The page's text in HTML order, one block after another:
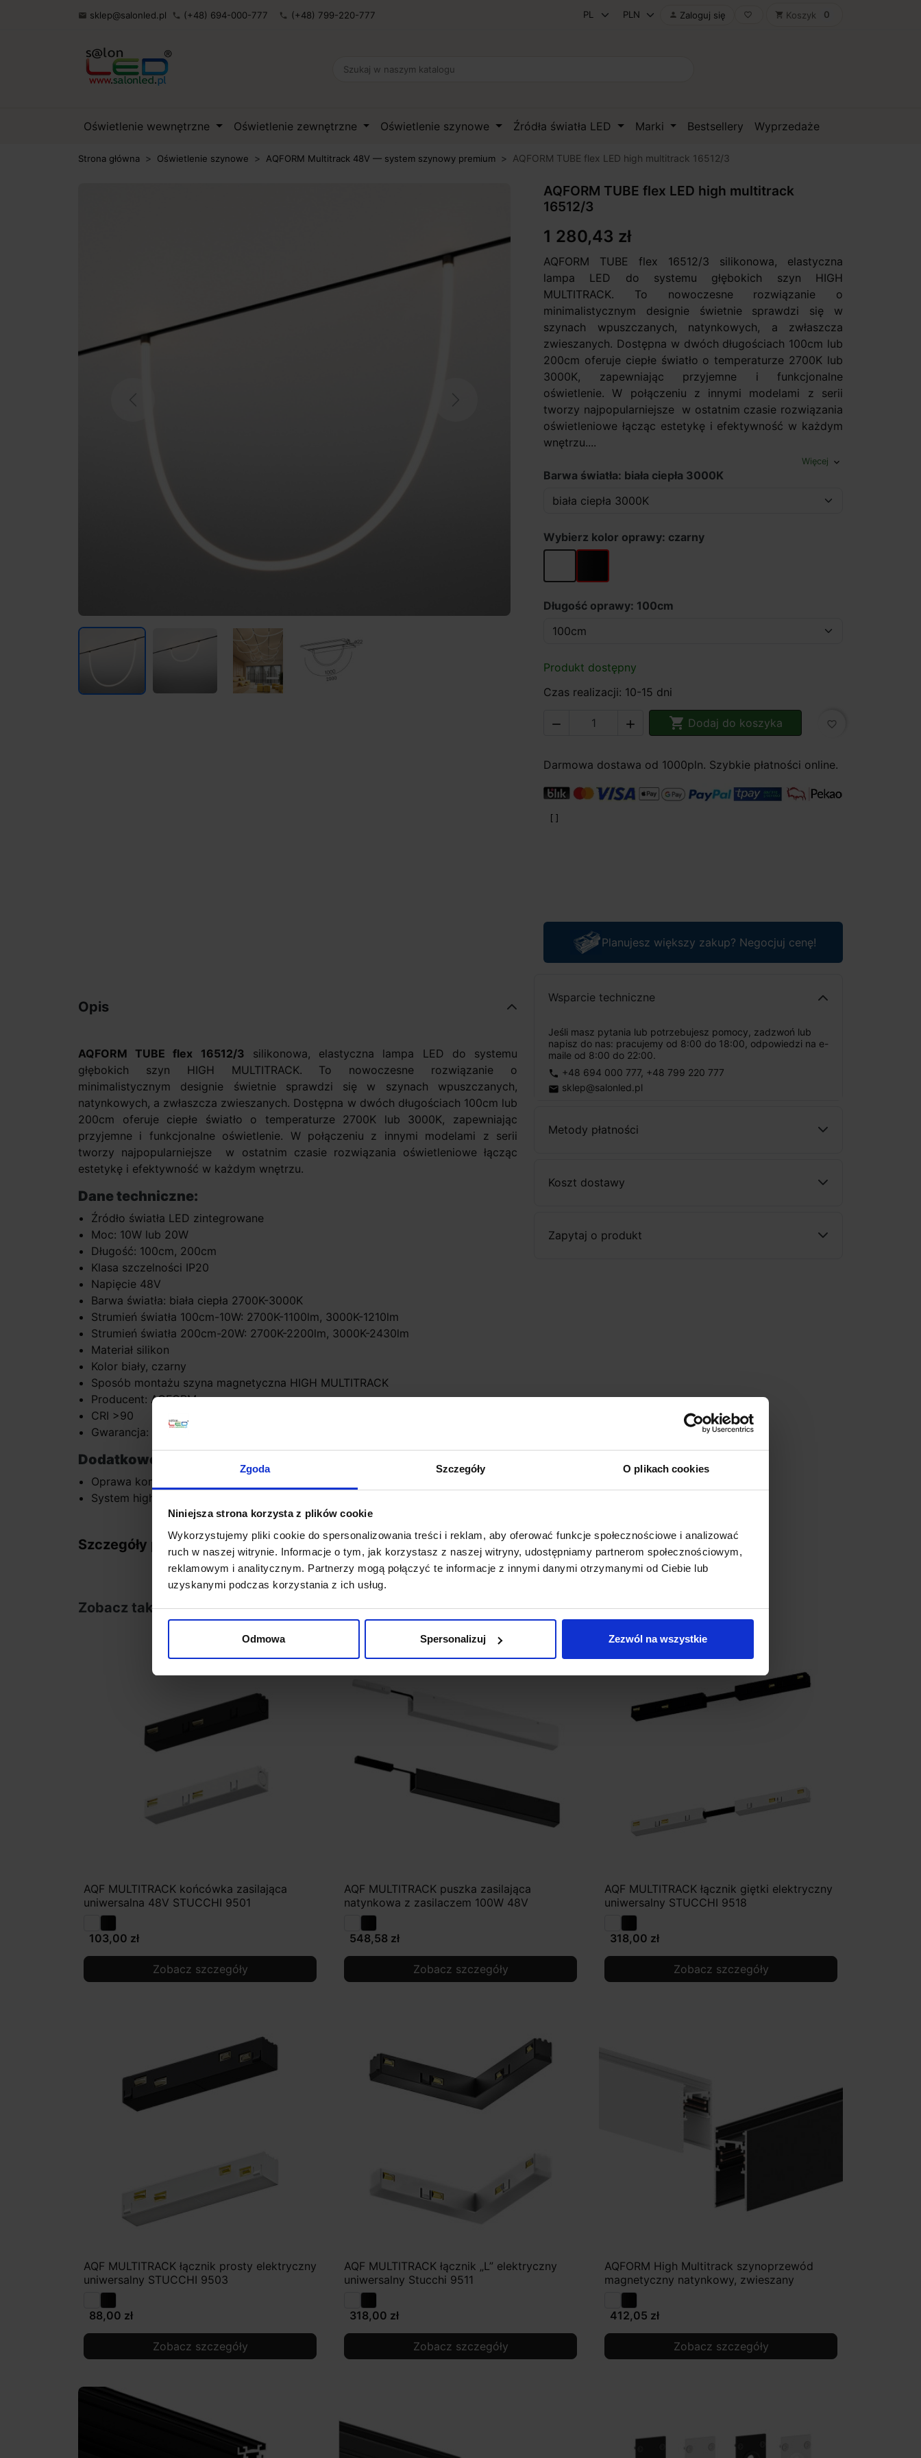
Zgoda Szczegóły O plikach cookies
Niniejsza strona korzysta z plików cookie
Wykorzystujemy pliki cookie do spersonalizowania treści i reklam, aby oferować funkcje społecznościowe i analizować
ruch w naszej witrynie. Informacje o tym, jak korzystasz z naszej witryny, udostępniamy partnerom społecznościowym,
reklamowym i analitycznym. Partnerzy mogą połączyć te informacje z innymi danymi otrzymanymi od Ciebie lub
uzyskanymi podczas korzystania z ich usług.
Odmowa Spersonalizuj Zezwól na wszystkie
 sklep@salonled.pl phone (+48) 694-000-777 phone (+48) 799-220-777  Zaloguj się favorite_border shopping_cart Koszyk 0
Oświetlenie wewnętrzne Oświetlenie zewnętrzne Oświetlenie szynowe Źródła światła LED Marki Bestsellery Wyprzedaże
Strona główna Oświetlenie szynowe AQFORM Multitrack 48V — system szynowy premium AQFORM TUBE flex LED high multitrack 16512/3
AQFORM TUBE flex LED high multitrack
16512/3
1 280,43 zł
AQFORM TUBE flex 16512/3 silikonowa, elastyczna
lampa LED do systemu głębokich szyn HIGH
MULTITRACK. To nowoczesne rozwiązanie o
minimalistycznym designie świetnie sprawdzi się w
szynach wpuszczanych, natynkowych, a zwłaszcza
zwieszanych. Dostępna w dwóch długościach 100cm lub
200cm oferuje ciepłe światło o temperaturze 2700K lub
3000K, zapewniając przyjemne i funkcjonalne
oświetlenie. W połączeniu z innymi modelami z serii
tworzy najpopularniejsze w ostatnim czasie rozwiązania
oświetleniowe łącząc estetykę i efektywność w każdym
wnętrzu....
Więcej expand_more
Barwa światła: biała ciepła 3000K
Wybierz kolor oprawy: czarny
biały czarny
Długość oprawy: 100cm
Produkt dostępny
Czas realizacji: 10-15 dni
   Dodaj do koszyka favorite_border
Darmowa dostawa od 1000pln. Szybkie płatności online.
Planujesz większy zakup? Negocjuj cenę!
Wsparcie techniczne
Jeśli masz pytania lub potrzebujesz pomocy, zadzwoń lub
napisz do nas: pracujemy od 8:00 do 18:00, odpowiedzi na e-
maile od 8:00 do 22:00.
phone +48 694 000 777, +48 799 220 777
email sklep@salonled.pl
Metody płatności
Koszt dostawy
Zapytaj o produkt
Opis
AQFORM TUBE flex 16512/3 silikonowa, elastyczna lampa LED do systemu
głębokich szyn HIGH MULTITRACK. To nowoczesne rozwiązanie o
minimalistycznym designie świetnie sprawdzi się w szynach wpuszczanych,
natynkowych, a zwłaszcza zwieszanych. Dostępna w dwóch długościach 100cm lub
200cm oferuje ciepłe światło o temperaturze 2700K lub 3000K, zapewniając
przyjemne i funkcjonalne oświetlenie. W połączeniu z innymi modelami z serii
tworzy najpopularniejsze w ostatnim czasie rozwiązania oświetleniowe łącząc
estetykę i efektywność w każdym wnętrzu.
Dane techniczne:
Źródło światła LED zintegrowane
Moc: 10W lub 20W
Długość: 100cm, 200cm
Klasa szczelności IP20
Napięcie 48V
Barwa światła: biała ciepła 2700K-3000K
Strumień światła 100cm-10W: 2700K-1100lm, 3000K-1210lm
Strumień światła 200cm-20W: 2700K-2200lm, 3000K-2430lm
Materiał silikon
Kolor biały, czarny
Sposób montażu szyna magnetyczna HIGH MULTITRACK
Producent: AQFORM
CRI >90
Gwarancja: 5 lat
Dodatkowe informacje:
Oprawa kompatybilna tylko z szyną HIGH MULTITRACK
System high multitrack dostępny jest w wersji: wpuszczanej i natynkowej
Szczegóły produktu
Zobacz także
AQF MULTITRACK końcówka zasilająca
uniwersalna 48V STUCCHI 9501
103,00 zł
Zobacz szczegóły
AQF MULTITRACK puszka zasilająca
natynkowa z zasilaczem 100W 48V
548,58 zł
Zobacz szczegóły
AQF MULTITRACK łącznik giętki elektryczny
uniwersalny STUCCHI 9518
318,00 zł
Zobacz szczegóły
AQF MULTITRACK łącznik prosty elektryczny
uniwersalny STUCCHI 9503
88,00 zł
Zobacz szczegóły
AQF MULTITRACK łącznik „L” elektryczny
uniwersalny Stucchi 9511
318,00 zł
Zobacz szczegóły
AQFORM High Multitrack szynoprzewód
magnetyczny natynkowy, zwieszany
412,05 zł
Zobacz szczegóły